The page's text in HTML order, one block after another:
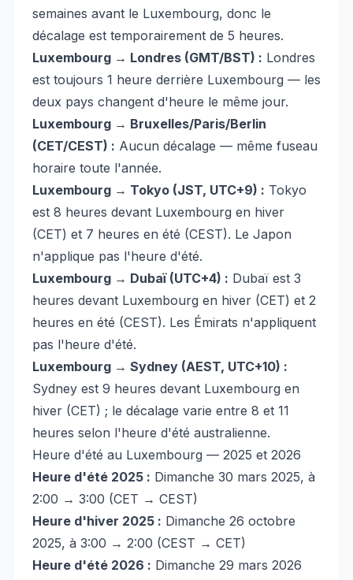
semaines avant le Luxembourg, donc le
décalage est temporairement de 5 heures.
Luxembourg → Londres (GMT/BST) : Londres
est toujours 1 heure derrière Luxembourg — les
deux pays changent d'heure le même jour.
Luxembourg → Bruxelles/Paris/Berlin
(CET/CEST) : Aucun décalage — même fuseau
horaire toute l'année.
Luxembourg → Tokyo (JST, UTC+9) : Tokyo
est 8 heures devant Luxembourg en hiver
(CET) et 7 heures en été (CEST). Le Japon
n'applique pas l'heure d'été.
Luxembourg → Dubaï (UTC+4) : Dubaï est 3
heures devant Luxembourg en hiver (CET) et 2
heures en été (CEST). Les Émirats n'appliquent
pas l'heure d'été.
Luxembourg → Sydney (AEST, UTC+10) :
Sydney est 9 heures devant Luxembourg en
hiver (CET) ; le décalage varie entre 8 et 11
heures selon l'heure d'été australienne.
Heure d'été au Luxembourg — 2025 et 2026
Heure d'été 2025 : Dimanche 30 mars 2025, à
2:00 → 3:00 (CET → CEST)
Heure d'hiver 2025 : Dimanche 26 octobre
2025, à 3:00 → 2:00 (CEST → CET)
Heure d'été 2026 : Dimanche 29 mars 2026